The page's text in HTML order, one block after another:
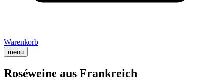
Warenkorb
menu
Roséweine aus Frankreich